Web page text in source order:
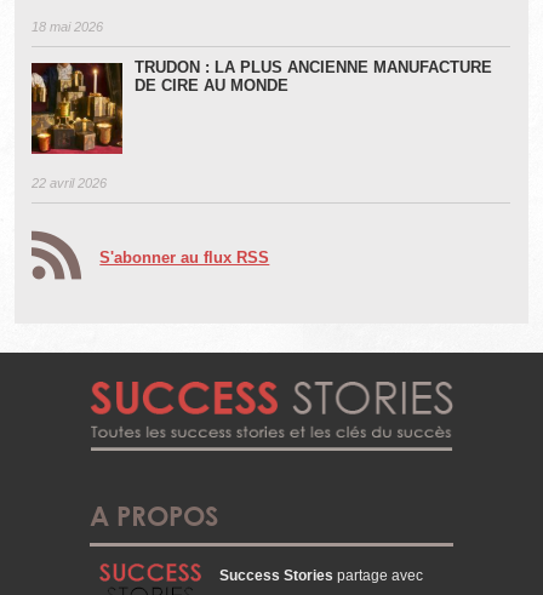
18 mai 2026
TRUDON : LA PLUS ANCIENNE MANUFACTURE
DE CIRE AU MONDE
22 avril 2026
S'abonner au flux RSS
A PROPOS
Success Stories partage avec